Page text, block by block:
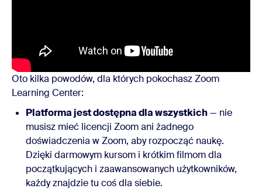
Oto kilka powodów, dla których pokochasz Zoom
Learning Center:
Platforma jest dostępna dla wszystkich— nie
musisz mieć licencji Zoom ani żadnego
doświadczenia w Zoom, aby rozpocząć naukę.
Dzięki darmowym kursom i krótkim filmom dla
początkujących i zaawansowanych użytkowników,
każdy znajdzie tu coś dla siebie.